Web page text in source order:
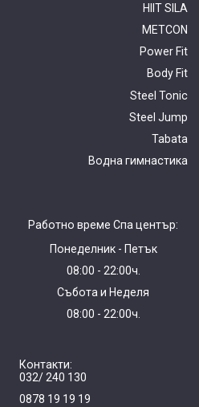
Работно време Спа център:
Понеделник - Петък
08:00 - 22:00ч.
Събота и Неделя
08:00 - 22:00ч.
Контакти:
032/ 240 130
0878 19 19 19
HIIT SILA
METCON
Power Fit
Body Fit
Steel Tonic
Steel Jump
Tabata
Водна гимнастика